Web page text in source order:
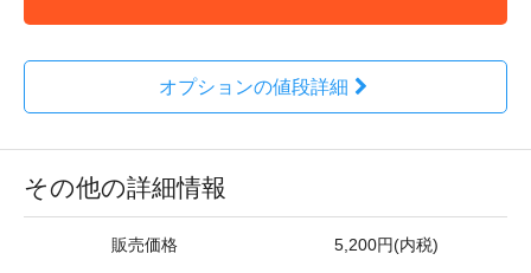
オプションの値段詳細
その他の詳細情報
販売価格 5,200円(内税)